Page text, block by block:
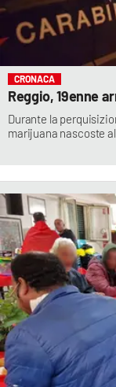
CRONACA
Reggio, 19enne
Durante la
marijuana nascoste